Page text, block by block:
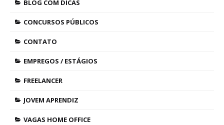
BLOG COM DICAS
CONCURSOS PÚBLICOS
CONTATO
EMPREGOS / ESTÁGIOS
FREELANCER
JOVEM APRENDIZ
VAGAS HOME OFFICE